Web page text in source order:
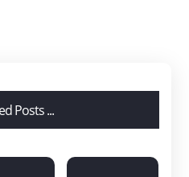
Posts ...